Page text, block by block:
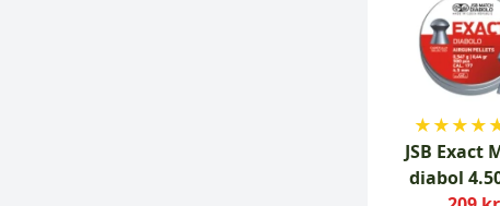
★★★★
JSB Exact
diabol